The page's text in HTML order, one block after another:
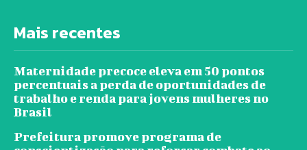
Mais recentes
Maternidade precoce eleva em 50 pontos
percentuais a perda de oportunidades de
trabalho e renda para jovens mulheres no
Brasil
Prefeitura promove programa de